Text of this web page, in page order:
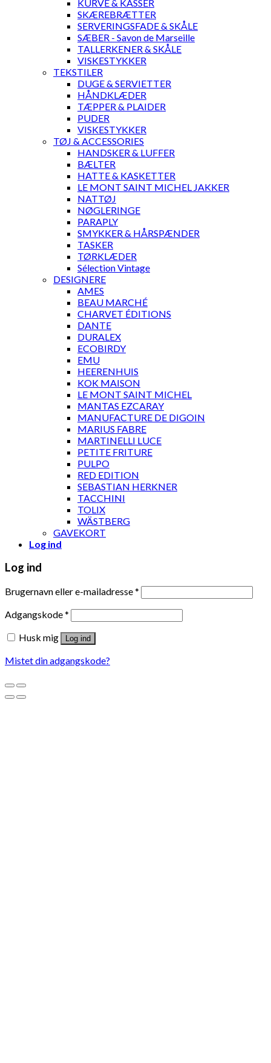
KURVE & KASSER
SKÆREBRÆTTER
SERVERINGSFADE & SKÅLE
SÆBER - Savon de Marseille
TALLERKENER & SKÅLE
VISKESTYKKER
TEKSTILER
DUGE & SERVIETTER
HÅNDKLÆDER
TÆPPER & PLAIDER
PUDER
VISKESTYKKER
TØJ & ACCESSORIES
HANDSKER & LUFFER
BÆLTER
HATTE & KASKETTER
LE MONT SAINT MICHEL JAKKER
NATTØJ
NØGLERINGE
PARAPLY
SMYKKER & HÅRSPÆNDER
TASKER
TØRKLÆDER
Sélection Vintage
DESIGNERE
AMES
BEAU MARCHÉ
CHARVET ÉDITIONS
DANTE
DURALEX
ECOBIRDY
EMU
HEERENHUIS
KOK MAISON
LE MONT SAINT MICHEL
MANTAS EZCARAY
MANUFACTURE DE DIGOIN
MARIUS FABRE
MARTINELLI LUCE
PETITE FRITURE
PULPO
RED EDITION
SEBASTIAN HERKNER
TACCHINI
TOLIX
WÄSTBERG
GAVEKORT
Log ind
Log ind
Brugernavn eller e-mailadresse*
Adgangskode*
Husk mig
Log ind
Mistet din adgangskode?